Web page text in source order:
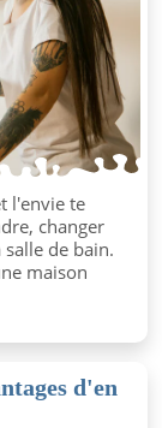
l'envie te
changer
de bain.
maison
d'en